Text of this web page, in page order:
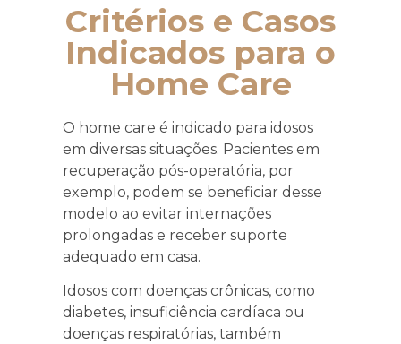
Critérios e Casos
Indicados para o
Home Care
O home care é indicado para idosos
em diversas situações. Pacientes em
recuperação pós-operatória, por
exemplo, podem se beneficiar desse
modelo ao evitar internações
prolongadas e receber suporte
adequado em casa.
Idosos com doenças crônicas, como
diabetes, insuficiência cardíaca ou
doenças respiratórias, também